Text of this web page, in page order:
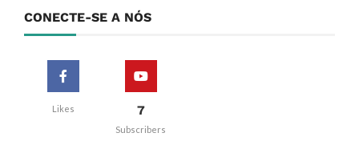
CONECTE-SE A NÓS
Likes 7
Subscribers